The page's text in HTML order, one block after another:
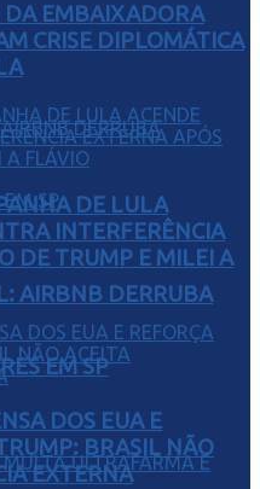
AIRBNB DERRUBA
EM SP
DA EMBAIXADORA
CRISE DIPLOMÁTICA
DE LULA
INTERFERÊNCIA
DE TRUMP E MILEI A
DOS EUA E
BRASIL NÃO
EXTERNA